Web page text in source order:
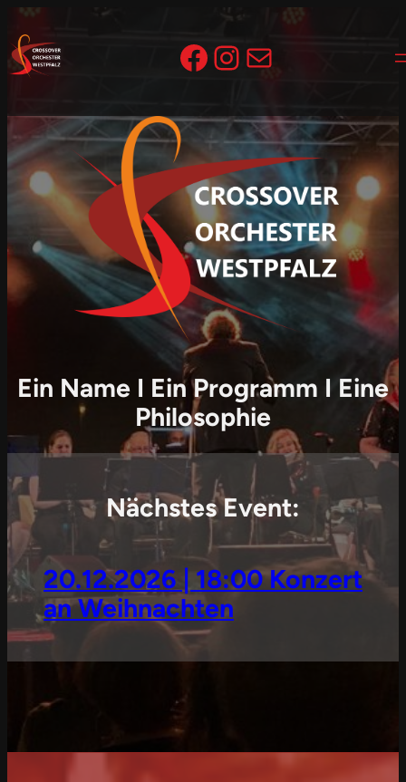
Zum
Inhalt
springen
Facebook
Instagram
E-Mail
Ein Name I Ein Programm I Eine
Philosophie
Nächstes Event:
20.12.2026 | 18:00 Konzert
an Weihnachten